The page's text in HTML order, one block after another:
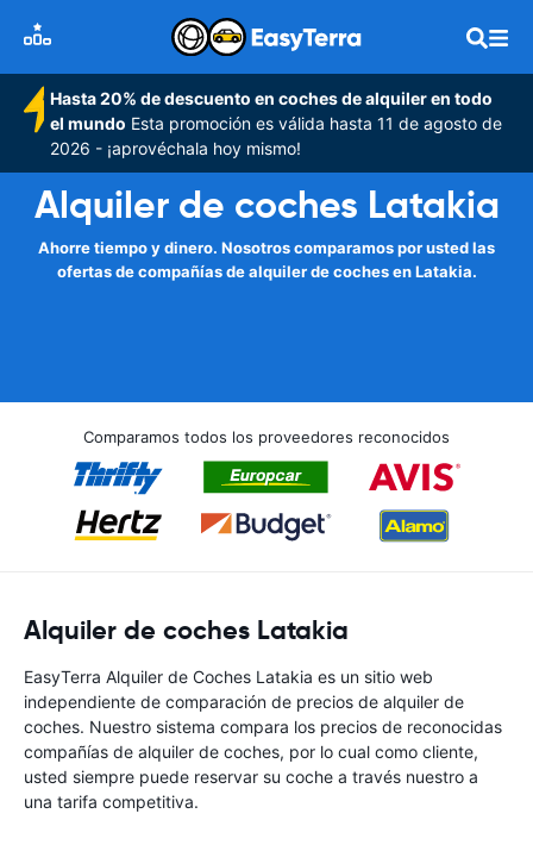
Hasta 20% de descuento en coches de alquiler en todo
el mundo Esta promoción es válida hasta 11 de agosto de
2026 - ¡aprovéchala hoy mismo!
Alquiler de coches Latakia
Ahorre tiempo y dinero. Nosotros comparamos por usted las
ofertas de compañías de alquiler de coches en Latakia.
Comparamos todos los proveedores reconocidos
Alquiler de coches Latakia
EasyTerra Alquiler de Coches Latakia es un sitio web
independiente de comparación de precios de alquiler de
coches. Nuestro sistema compara los precios de reconocidas
compañías de alquiler de coches, por lo cual como cliente,
usted siempre puede reservar su coche a través nuestro a
una tarifa competitiva.